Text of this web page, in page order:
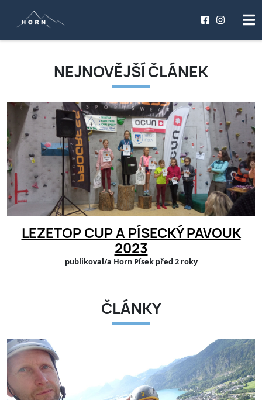
NEJNOVĚJŠÍ ČLÁNEK
LEZETOP CUP A PÍSECKÝ PAVOUK
2023
publikoval/a Horn Písek před 2 roky
ČLÁNKY